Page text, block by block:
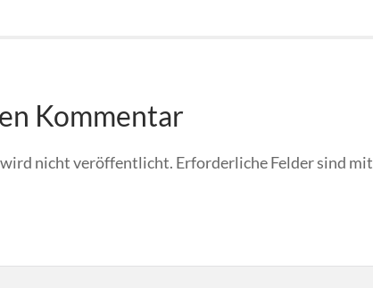
Kommentar
nicht veröffentlicht. Erforderliche Felder sind mit